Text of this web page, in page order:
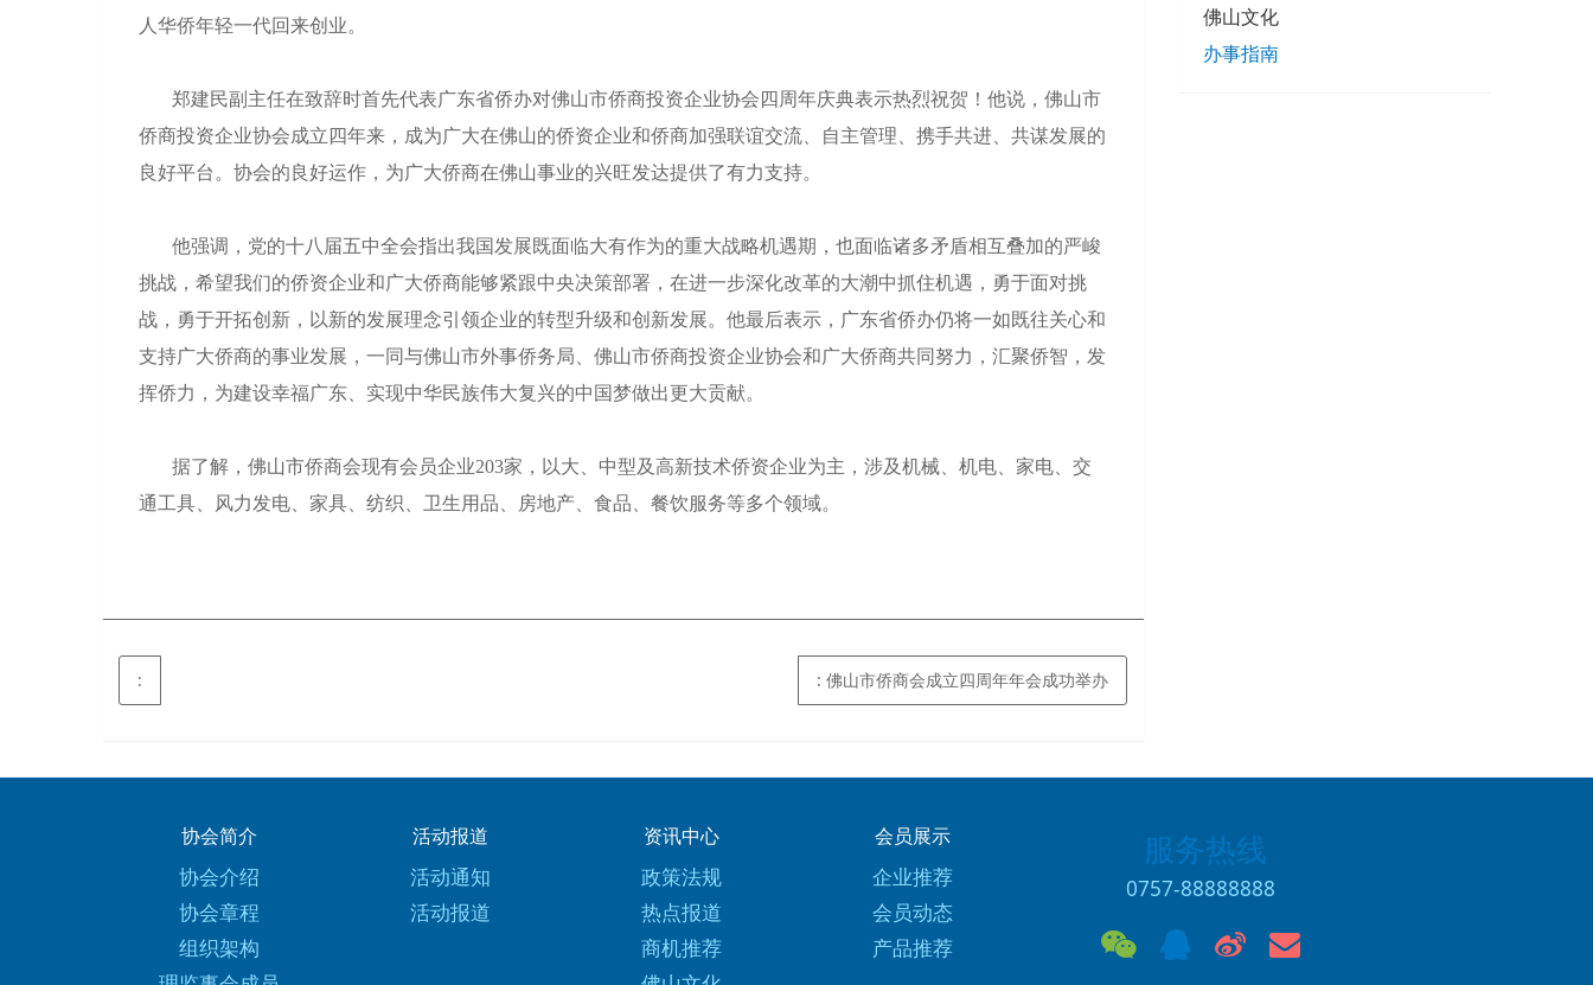
人华侨年轻一代回来创业。
郑建民副主任在致辞时首先代表广东省侨办对佛山市侨商投资企业协会四周年庆典表示热烈祝贺！他说，佛山市
侨商投资企业协会成立四年来，成为广大在佛山的侨资企业和侨商加强联谊交流、自主管理、携手共进、共谋发展的
良好平台。协会的良好运作，为广大侨商在佛山事业的兴旺发达提供了有力支持。
他强调，党的十八届五中全会指出我国发展既面临大有作为的重大战略机遇期，也面临诸多矛盾相互叠加的严峻
挑战，希望我们的侨资企业和广大侨商能够紧跟中央决策部署，在进一步深化改革的大潮中抓住机遇，勇于面对挑
战，勇于开拓创新，以新的发展理念引领企业的转型升级和创新发展。他最后表示，广东省侨办仍将一如既往关心和
支持广大侨商的事业发展，一同与佛山市外事侨务局、佛山市侨商投资企业协会和广大侨商共同努力，汇聚侨智，发
挥侨力，为建设幸福广东、实现中华民族伟大复兴的中国梦做出更大贡献。
据了解，佛山市侨商会现有会员企业203家，以大、中型及高新技术侨资企业为主，涉及机械、机电、家电、交
通工具、风力发电、家具、纺织、卫生用品、房地产、食品、餐饮服务等多个领域。
: : 佛山市侨商会成立四周年年会成功举办
佛山文化
办事指南
协会简介
协会介绍
协会章程
组织架构
活动报道
活动通知
活动报道
资讯中心
政策法规
热点报道
商机推荐
会员展示
企业推荐
会员动态
产品推荐
服务热线
0757-88888888